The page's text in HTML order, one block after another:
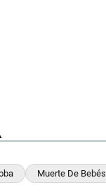
Muerte De Bebés